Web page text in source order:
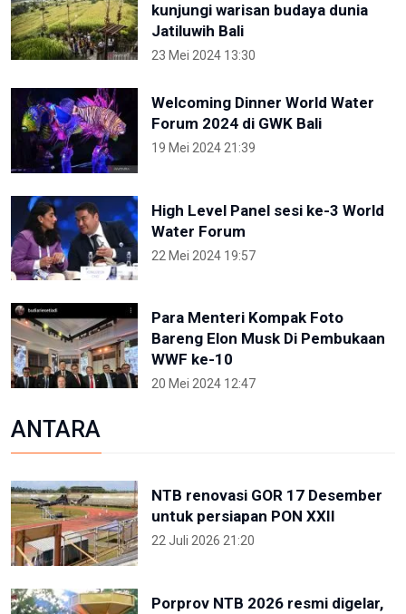
kunjungi warisan budaya dunia
Jatiluwih Bali
23 Mei 2024 13:30
Welcoming Dinner World Water
Forum 2024 di GWK Bali
19 Mei 2024 21:39
High Level Panel sesi ke-3 World
Water Forum
22 Mei 2024 19:57
Para Menteri Kompak Foto
Bareng Elon Musk Di Pembukaan
WWF ke-10
20 Mei 2024 12:47
ANTARA
NTB renovasi GOR 17 Desember
untuk persiapan PON XXII
22 Juli 2026 21:20
Porprov NTB 2026 resmi digelar,